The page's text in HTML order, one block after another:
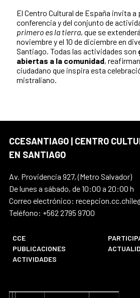
El Centro Cultural de España invita
conferencia y del conjunto de
primero es la tierra, que se
noviembre y el 10 de diciembre en
Santiago. Todas las actividades son
abiertas a la comunidad,
ciudadano que inspira esta
mistraliano.
CCESANTIAGO | CENTRO
EN SANTIAGO
Av. Providencia 927, (Metro Salvador)
De lunes a sábado, de 10:00 a 20:00 h
Correo electrónico:
Teléfono: +562 2795 9700
CCE
PUBLICACIONES
ACTIVIDADES